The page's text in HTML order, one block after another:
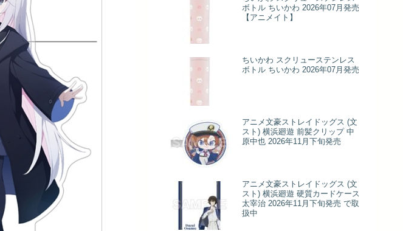
ボトル ちいかわ 2026年07月発売
【アニメイト】
ちいかわ スクリューステンレス
ボトル ちいかわ 2026年07月発売
アニメ文豪ストレイドッグス (文
スト) 横浜廻遊 前髪クリップ 中
原中也 2026年11月下旬発売
アニメ文豪ストレイドッグス (文
スト) 横浜廻遊 硬質カードケース
太宰治 2026年11月下旬発売 で取
扱中